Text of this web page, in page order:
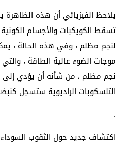
يلاحظ الفيزيائي أن هذه
تسقط الكويكبات والأجسام
لنجم مظلم ، وفي هذه الحالة ،
موجات الضوء عالية الطاقة ،
نجم مظلم ، من شأنه أن يؤدي إلى
التلسكوبات الراديوية ستسجل
.
اكتشاف جديد حول الثقوب السوداء